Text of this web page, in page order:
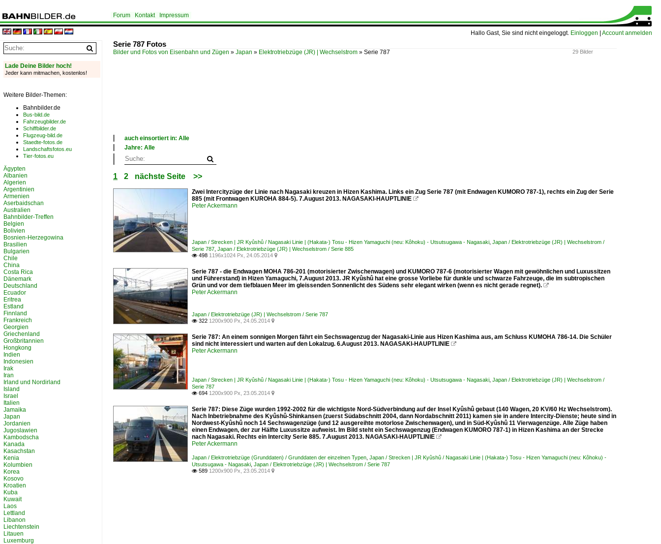
Hallo Gast, Sie sind nicht eingeloggt. Einloggen Account anmelden
Forum Kontakt Impressum
Serie 787 Fotos
29 Bilder
Bilder und Fotos von Eisenbahn und Zügen » Japan » Elektrotriebzüge (JR) | Wechselstrom » Serie 787
auch einsortiert in: Alle
Japan
Jahre: Alle
Alle Jahre
2010
1 2 nächste Seite >>
Zwei Intercityzüge der Linie nach Nagasaki kreuzen in Hizen Kashima. Links ein Zug Serie 787 (mit Endwagen KUMORO 787-1), rechts ein Zug der Serie
885 (mit Frontwagen KUROHA 884-5). 7.August 2013. NAGASAKI-HAUPTLINIE 
Peter Ackermann
Japan / Strecken | JR Kyûshû / Nagasaki Linie | (Hakata-) Tosu - Hizen Yamaguchi (neu: Kôhoku) - Utsutsugawa - Nagasaki Japan / Elektrotriebzüge (JR) | Wechselstrom /
Serie 787 Japan / Elektrotriebzüge (JR) | Wechselstrom / Serie 885
 498 1196x1024 Px, 24.05.2014 
Serie 787 - die Endwagen MOHA 786-201 (motorisierter Zwischenwagen) und KUMORO 787-6 (motorisierter Wagen mit gewöhnlichen und Luxussitzen
und Führerstand) in Hizen Yamaguchi, 7.August 2013. JR Kyûshû hat eine grosse Vorliebe für dunkle und schwarze Fahrzeuge, die im subtropischen
Grün und vor dem tiefblauen Meer im gleissenden Sonnenlicht des Südens sehr elegant wirken (wenn es nicht gerade regnet). 
Peter Ackermann
Japan / Elektrotriebzüge (JR) | Wechselstrom / Serie 787
 322 1200x900 Px, 24.05.2014 
Serie 787: An einem sonnigen Morgen fährt ein Sechswagenzug der Nagasaki-Linie aus Hizen Kashima aus, am Schluss KUMOHA 786-14. Die Schüler
sind nicht interessiert und warten auf den Lokalzug. 6.August 2013. NAGASAKI-HAUPTLINIE 
Peter Ackermann
Japan / Strecken | JR Kyûshû / Nagasaki Linie | (Hakata-) Tosu - Hizen Yamaguchi (neu: Kôhoku) - Utsutsugawa - Nagasaki Japan / Elektrotriebzüge (JR) | Wechselstrom /
Serie 787
 694 1200x900 Px, 23.05.2014 
Serie 787: Diese Züge wurden 1992-2002 für die wichtigste Nord-Südverbindung auf der Insel Kyûshû gebaut (140 Wagen, 20 KV/60 Hz Wechselstrom).
Nach Inbetriebnahme des Kyûshû-Shinkansen (zuerst Südabschnitt 2004, dann Nordabschnitt 2011) kamen sie in andere Intercity-Dienste; heute sind in
Nordwest-Kyûshû noch 14 Sechswagenzüge (und 12 ausgereihte motorlose Zwischenwagen), und in Süd-Kyûshû 11 Vierwagenzüge. Alle Züge haben
einen Endwagen, der zur Hälfte Luxussitze aufweist. Im Bild steht ein Sechswagenzug (Endwagen KUMORO 787-1) in Hizen Kashima an der Strecke
nach Nagasaki. Rechts ein Intercity Serie 885. 7.August 2013. NAGASAKI-HAUPTLINIE 
Peter Ackermann
Japan / Elektrotriebzüge (Grunddaten) / Grunddaten der einzelnen Typen Japan / Strecken | JR Kyûshû / Nagasaki Linie | (Hakata-) Tosu - Hizen Yamaguchi (neu: Kôhoku) -
Utsutsugawa - Nagasaki Japan / Elektrotriebzüge (JR) | Wechselstrom / Serie 787
 589 1200x900 Px, 23.05.2014 
Lade Deine Bilder hoch!
Jeder kann mitmachen, kostenlos!
Weitere Bilder-Themen:
Bahnbilder.de
Bus-bild.de
Fahrzeugbilder.de
Schiffbilder.de
Flugzeug-bild.de
Staedte-fotos.de
Landschaftsfotos.eu
Tier-fotos.eu
Ägypten
Albanien
Algerien
Argentinien
Armenien
Aserbaidschan
Australien
Bahnbilder-Treffen
Belgien
Bolivien
Bosnien-Herzegowina
Brasilien
Bulgarien
Chile
China
Costa Rica
Dänemark
Deutschland
Ecuador
Eritrea
Estland
Finnland
Frankreich
Georgien
Griechenland
Großbritannien
Hongkong
Indien
Indonesien
Irak
Iran
Irland und Nordirland
Island
Israel
Italien
Jamaika
Japan
Jordanien
Jugoslawien
Kambodscha
Kanada
Kasachstan
Kenia
Kolumbien
Korea
Kosovo
Kroatien
Kuba
Kuwait
Laos
Lettland
Libanon
Liechtenstein
Litauen
Luxemburg